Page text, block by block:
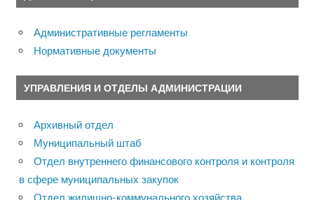
Административные регламенты
Нормативные документы
УПРАВЛЕНИЯ И ОТДЕЛЫ АДМИНИСТРАЦИИ
Архивный отдел
Муниципальный штаб
Отдел внутреннего финансового контроля и контроля
в сфере муниципальных закупок